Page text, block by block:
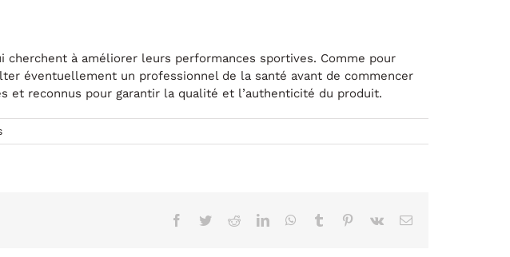
à améliorer leurs performances sportives. Comme pour
éventuellement un professionnel de la santé avant de commencer
et reconnus pour garantir la qualité et l’authenticité du produit.
en
Nandrolone
Facebook
TwitterRedditLinkedInWhatsApp
Tumblr Pinterest
Vk
Correo